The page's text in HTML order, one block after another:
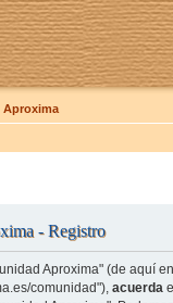
Aproxima
- Registro
Aproxima" (de aquí
comunidad"), acuerda